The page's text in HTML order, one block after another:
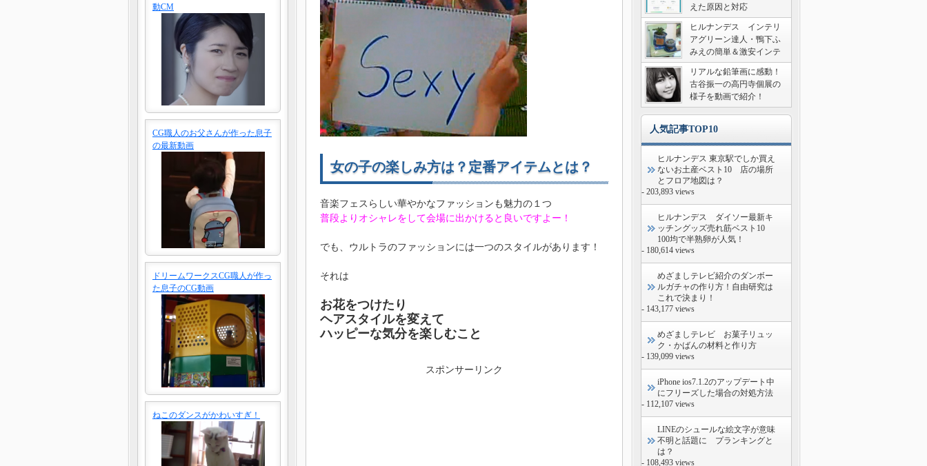
女の子の楽しみ方は？定番アイテムとは？
音楽フェスらしい華やかなファッションも魅力の１つ
普段よりオシャレをして会場に出かけると良いですよー！
でも、ウルトラのファッションには一つのスタイルがあります！
それは
お花をつけたり
ヘアスタイルを変えて
ハッピーな気分を楽しむこと
スポンサーリンク
動CM
CG職人のお父さんが作った息子
の最新動画
ドリームワークスCG職人が作っ
た息子のCG動画
ねこのダンスがかわいすぎ！
えた原因と対応
ヒルナンデス インテリ
アグリーン達人・鴨下ふ
みえの簡単＆激安インテ
リア術
リアルな鉛筆画に感動！
古谷振一の高円寺個展の
様子を動画で紹介！
人気記事TOP10
ヒルナンデス 東京駅でしか買え
ないお土産ベスト10 店の場所
とフロア地図は？
- 203,893 views
ヒルナンデス ダイソー最新キ
ッチングッズ売れ筋ベスト10
100均で半熟卵が人気！
- 180,614 views
めざましテレビ紹介のダンボー
ルガチャの作り方！自由研究は
これで決まり！
- 143,177 views
めざましテレビ お菓子リュッ
ク・かばんの材料と作り方
- 139,099 views
iPhone ios7.1.2のアップデート中
にフリーズした場合の対処方法
- 112,107 views
LINEのシュールな絵文字が意味
不明と話題に プランキングと
は？
- 108,493 views